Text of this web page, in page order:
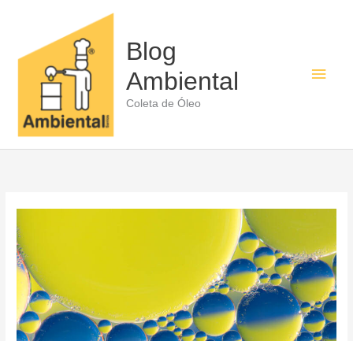
conteúdo
Blog
Ambiental
Coleta de Óleo